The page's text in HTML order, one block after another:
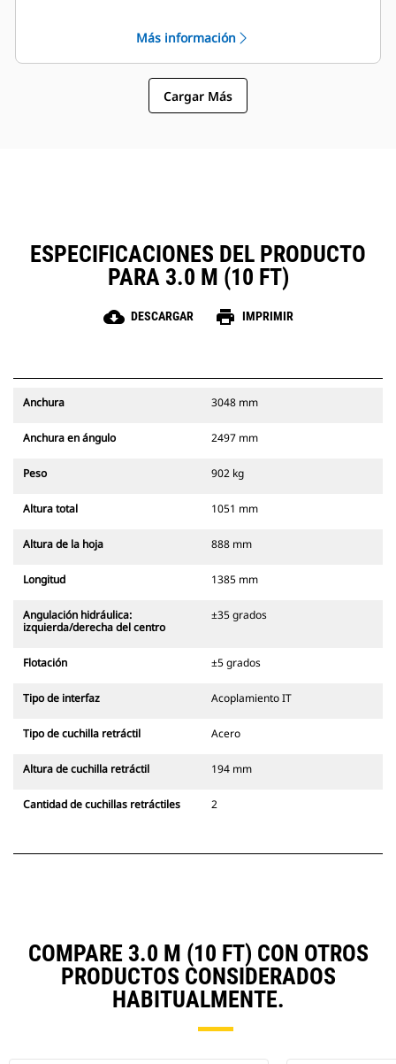
Más información
Cargar Más
ESPECIFICACIONES DEL PRODUCTO
PARA 3.0 M (10 FT)
cloud_download DESCARGAR print IMPRIMIR
Anchura 3048 mm
Anchura en ángulo 2497 mm
Peso 902 kg
Altura total 1051 mm
Altura de la hoja 888 mm
Longitud 1385 mm
Angulación hidráulica:
izquierda/derecha del centro
±35 grados
Flotación ±5 grados
Tipo de interfaz Acoplamiento IT
Tipo de cuchilla retráctil Acero
Altura de cuchilla retráctil 194 mm
Cantidad de cuchillas retráctiles 2
COMPARE 3.0 M (10 FT) CON OTROS
PRODUCTOS CONSIDERADOS
HABITUALMENTE.